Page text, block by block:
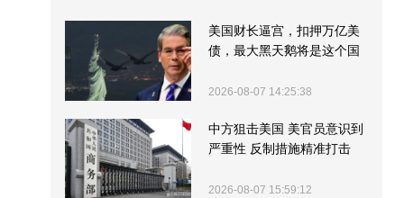
美国财长逼宫，扣押万亿美
债，最大黑天鹅将是这个国
2026-08-07 14:25:38
中方狙击美国 美官员意识到
严重性 反制措施精准打击
2026-08-07 15:59:12